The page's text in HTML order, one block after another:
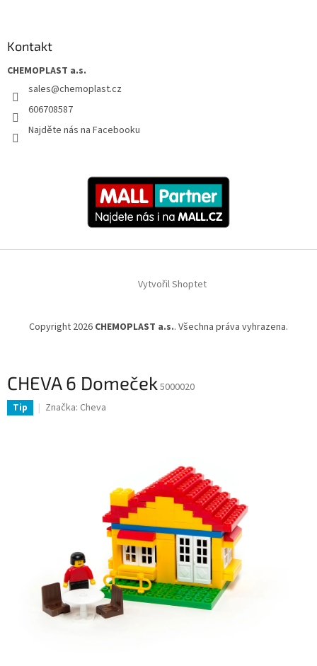
CHEVA 6 Domeček 5000020
Tip Značka: Cheva
Kontakt
CHEMOPLAST a.s.
sales@chemoplast.cz
606708587
Najděte nás na Facebooku
Vytvořil Shoptet
Copyright 2026 CHEMOPLAST a.s.. Všechna práva vyhrazena.